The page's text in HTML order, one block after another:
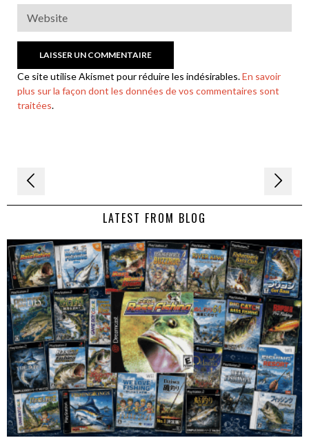
Ce site utilise Akismet pour réduire les indésirables.En savoir
plus sur la façon dont les données de vos commentaires sont
traitées.
Navigation
de LATEST FROM BLOG